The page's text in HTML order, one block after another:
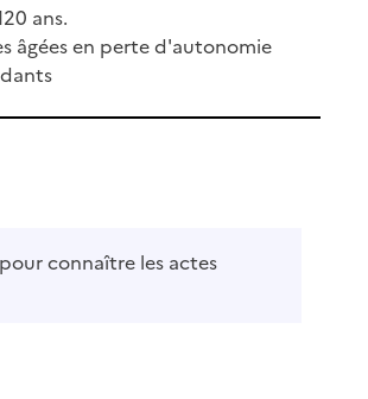
ans.
âgées en perte d'autonomie
connaître les actes